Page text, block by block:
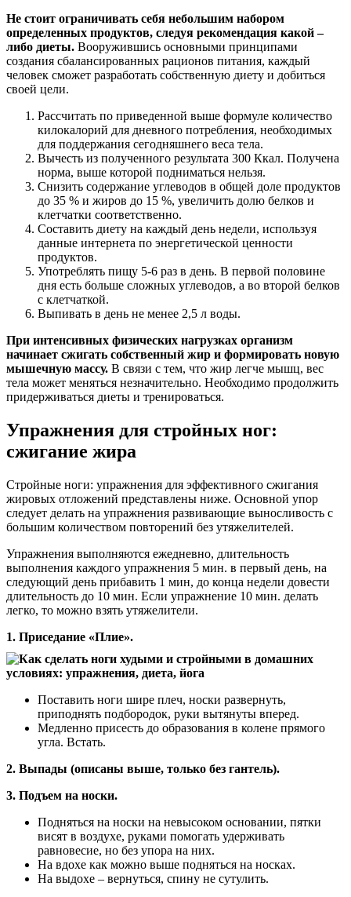
Не стоит ограничивать себя небольшим набором
определенных продуктов, следуя рекомендация какой –
либо диеты. Вооружившись основными принципами
создания сбалансированных рационов питания, каждый
человек сможет разработать собственную диету и добиться
своей цели.
Рассчитать по приведенной выше формуле количество
килокалорий для дневного потребления, необходимых
для поддержания сегодняшнего веса тела.
Вычесть из полученного результата 300 Ккал. Получена
норма, выше которой подниматься нельзя.
Снизить содержание углеводов в общей доле продуктов
до 35 % и жиров до 15 %, увеличить долю белков и
клетчатки соответственно.
Составить диету на каждый день недели, используя
данные интернета по энергетической ценности
продуктов.
Употреблять пищу 5-6 раз в день. В первой половине
дня есть больше сложных углеводов, а во второй белков
с клетчаткой.
Выпивать в день не менее 2,5 л воды.
При интенсивных физических нагрузках организм
начинает сжигать собственный жир и формировать новую
мышечную массу. В связи с тем, что жир легче мышц, вес
тела может меняться незначительно. Необходимо продолжить
придерживаться диеты и тренироваться.
Упражнения для стройных ног:
сжигание жира
Стройные ноги: упражнения для эффективного сжигания
жировых отложений представлены ниже. Основной упор
следует делать на упражнения развивающие выносливость с
большим количеством повторений без утяжелителей.
Упражнения выполняются ежедневно, длительность
выполнения каждого упражнения 5 мин. в первый день, на
следующий день прибавить 1 мин, до конца недели довести
длительность до 10 мин. Если упражнение 10 мин. делать
легко, то можно взять утяжелители.
1. Приседание «Плие».
Поставить ноги шире плеч, носки развернуть,
приподнять подбородок, руки вытянуты вперед.
Медленно присесть до образования в колене прямого
угла. Встать.
2. Выпады (описаны выше, только без гантель).
3. Подъем на носки.
Подняться на носки на невысоком основании, пятки
висят в воздухе, руками помогать удерживать
равновесие, но без упора на них.
На вдохе как можно выше подняться на носках.
На выдохе – вернуться, спину не сутулить.